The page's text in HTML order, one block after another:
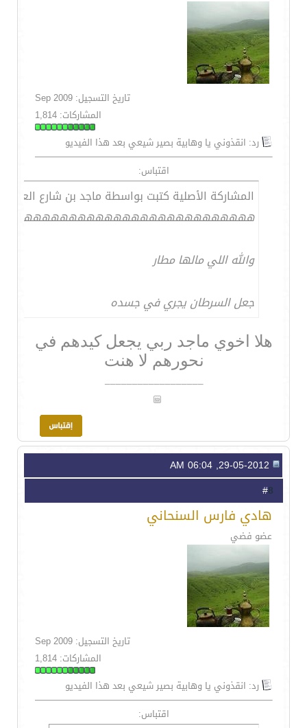
تاريخ التسجيل: Sep 2009
المشاركات: 1,814
رد: انقذوني يا وهابية بصير شيعي بعد هذا الفيديو
اقتباس:
المشاركة الأصلية كتبت بواسطة ماجد بن شارع
والله اللي مالها مطار
جعل السرطان يجري في جسده
هلا اخوي ماجد ربي يجعل كيدهم في
نحورهم لا هنت
__________________
8
هادي فارس السنحاني
عضو فضي
تاريخ التسجيل: Sep 2009
المشاركات: 1,814
رد: انقذوني يا وهابية بصير شيعي بعد هذا الفيديو
اقتباس: